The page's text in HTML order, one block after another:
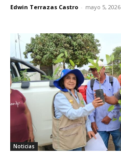
Edwin Terrazas Castro - mayo 5, 2026
Noticias